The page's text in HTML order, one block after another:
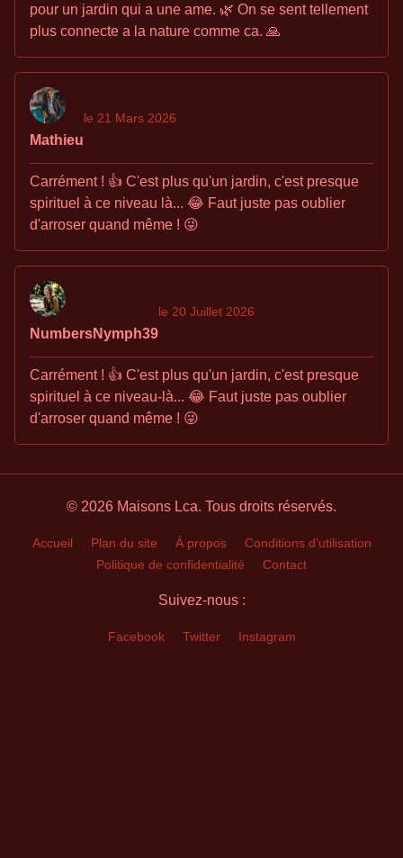
pour un jardin qui a une ame. 🌿 On se sent tellement
plus connecte a la nature comme ca. 🙏
Mathieu
le 21 Mars 2026
Carrément ! 👍 C'est plus qu'un jardin, c'est presque
spirituel à ce niveau là... 😂 Faut juste pas oublier
d'arroser quand même ! 😜
NumbersNymph39
le 20 Juillet 2026
Carrément ! 👍 C'est plus qu'un jardin, c'est presque
spirituel à ce niveau-là... 😂 Faut juste pas oublier
d'arroser quand même ! 😜
© 2026 Maisons Lca. Tous droits réservés.
Accueil Plan du site À propos
Conditions d'utilisation
Politique de confidentialité
Contact
Suivez-nous :
Facebook Twitter Instagram